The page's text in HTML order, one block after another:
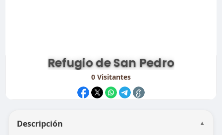
Refugio de San Pedro
0Visitantes
Descripción ▼